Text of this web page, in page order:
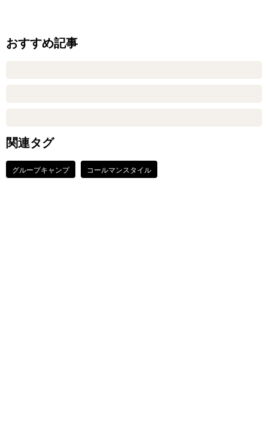
おすすめ記事
関連タグ
グループキャンプ コールマンスタイル